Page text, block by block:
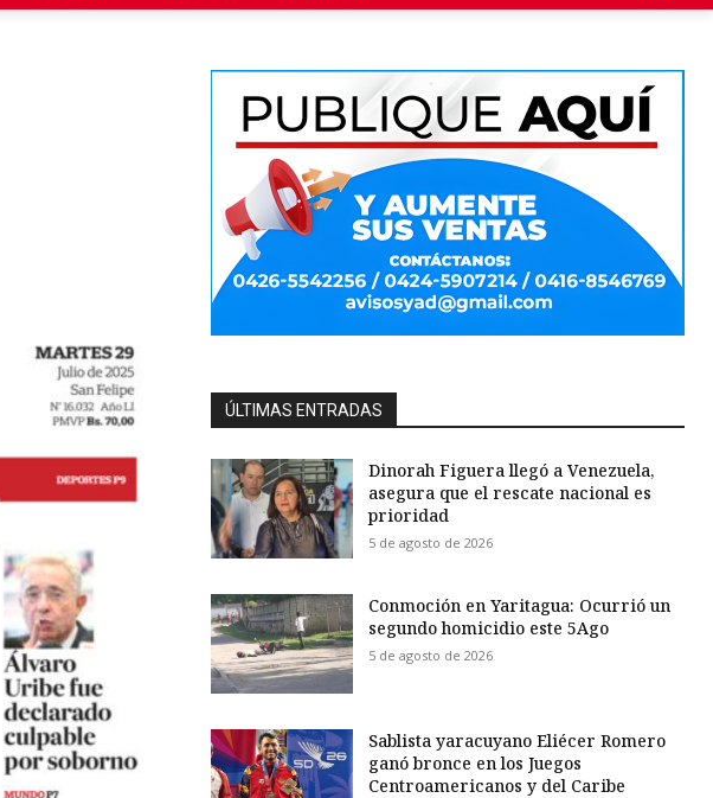
ÚLTIMAS ENTRADAS
Dinorah Figuera llegó a Venezuela,
asegura que el rescate nacional es
prioridad
5 de agosto de 2026
Conmoción en Yaritagua: Ocurrió un
segundo homicidio este 5Ago
5 de agosto de 2026
Sablista yaracuyano Eliécer Romero
ganó bronce en los Juegos
Centroamericanos y del Caribe